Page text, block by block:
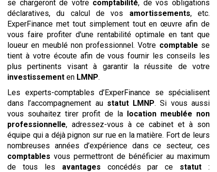
se chargeront de votre comptabilité, de vos obligations
déclaratives, du calcul de vos amortissements, etc.
ExperFinance met tout simplement tout en œuvre afin de
vous faire profiter d'une rentabilité optimale en tant que
loueur en meublé non professionnel. Votre comptable se
tient à votre écoute afin de vous fournir les conseils les
plus pertinents visant à garantir la réussite de votre
investissement en LMNP.
Les experts-comptables d’ExperFinance se spécialisent
dans l’accompagnement au statut LMNP. Si vous aussi
vous souhaitez tirer profit de la location meublée non
professionnelle, adressez-vous à ce cabinet et à son
équipe qui a déjà pignon sur rue en la matière. Fort de leurs
nombreuses années d’expérience dans ce secteur, ces
comptables vous permettront de bénéficier au maximum
de tous les avantages concédés par ce statut :